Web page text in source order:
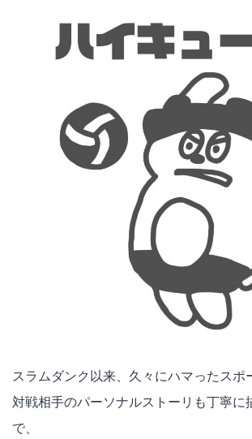
スラムダンク以来、久々にハマったスポ
対戦相手のパーソナルストーリも丁寧に
で、